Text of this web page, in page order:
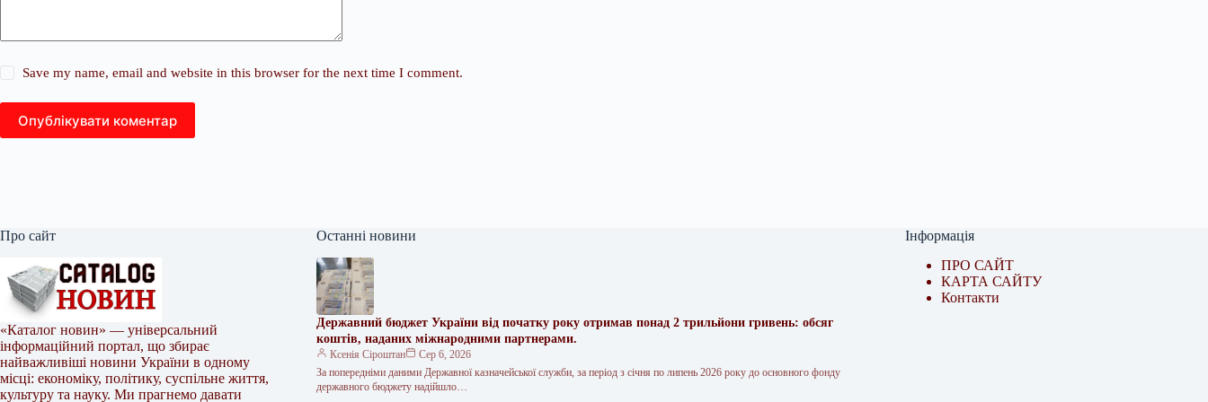
Save my name, email and website in this browser for the next time I comment.
Опублікувати коментар
Про сайт
«Каталог новин» — універсальний
інформаційний портал, що збирає
найважливіші новини України в одному
місці: економіку, політику, суспільне життя,
культуру та науку. Ми прагнемо давати
Останні новини
Державний бюджет України від початку року отримав понад 2 трильйони гривень: обсяг
коштів, наданих міжнародними партнерами.
Ксенія Сіроштан
Сер 6, 2026
За попередніми даними Державної казначейської служби, за період з січня по липень 2026 року до основного фонду
державного бюджету надійшло…
Інформація
ПРО САЙТ
КАРТА САЙТУ
Контакти